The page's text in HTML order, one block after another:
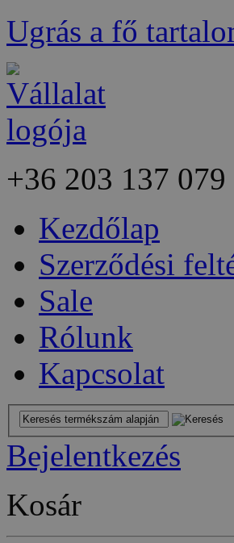
Ugrás a fő
+36 203 137 079
Kezdőlap
Szerződési
Sale
Rólunk
Kapcsolat
Bejelentkezés
Kosár